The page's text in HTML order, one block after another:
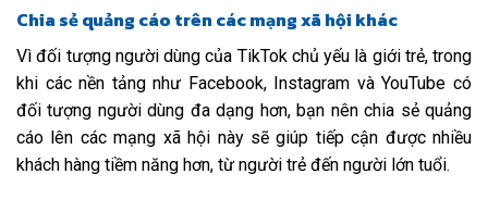
Chia sẻ quảng cáo trên các mạng xã hội khác
Vì đối tượng người dùng của TikTok chủ yếu là giới trẻ, trong
khi các nền tảng như Facebook, Instagram và YouTube có
đối tượng người dùng đa dạng hơn, bạn nên chia sẻ quảng
cáo lên các mạng xã hội này sẽ giúp tiếp cận được nhiều
khách hàng tiềm năng hơn, từ người trẻ đến người lớn tuổi.